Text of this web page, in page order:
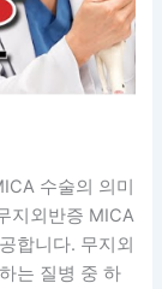
수술의 의미
지외반증 MICA
합니다. 무지외
는 질병 중 하